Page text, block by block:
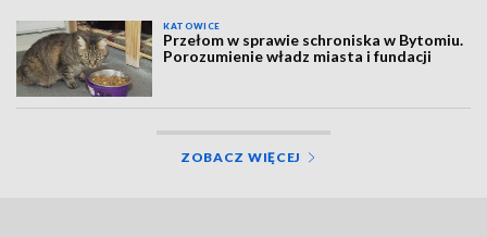
KATOWICE
Przełom w sprawie schroniska w Bytomiu.
Porozumienie władz miasta i fundacji
ZOBACZ WIĘCEJ